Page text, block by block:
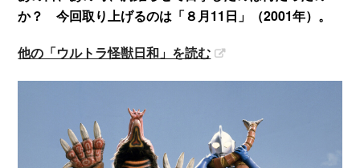
か？ 今回取り上げるのは「８月11日」（2001年）。
他の「ウルトラ怪獣日和」を読む